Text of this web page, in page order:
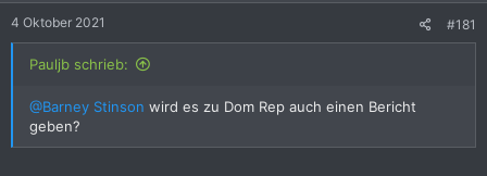
n
:
4 Oktober 2021 #181
Pauljb schrieb:
@Barney Stinson wird es zu Dom Rep auch einen Bericht
geben?